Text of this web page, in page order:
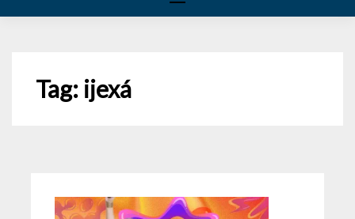
Tag: ijexá